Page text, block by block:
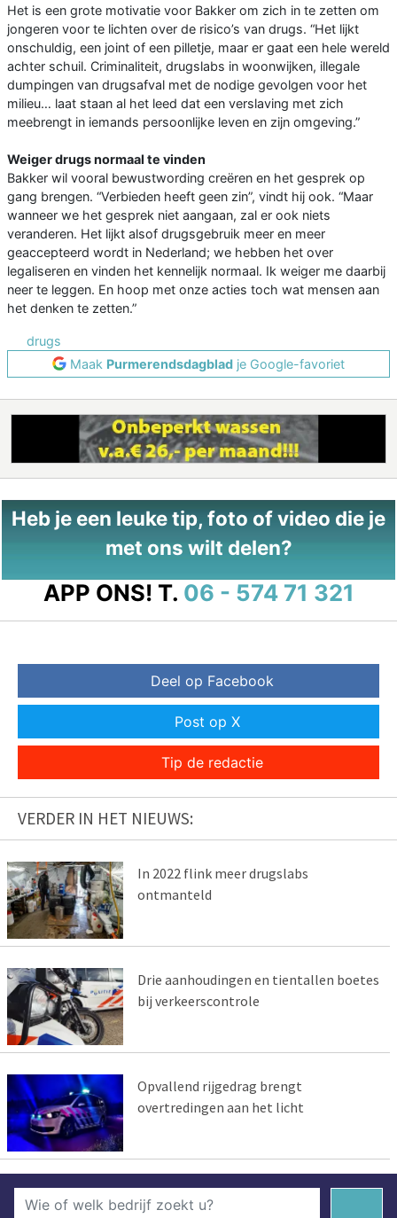
Het is een grote motivatie voor Bakker om zich in te zetten om
jongeren voor te lichten over de risico’s van drugs. “Het lijkt
onschuldig, een joint of een pilletje, maar er gaat een hele wereld
achter schuil. Criminaliteit, drugslabs in woonwijken, illegale
dumpingen van drugsafval met de nodige gevolgen voor het
milieu… laat staan al het leed dat een verslaving met zich
meebrengt in iemands persoonlijke leven en zijn omgeving.”
Weiger drugs normaal te vinden
Bakker wil vooral bewustwording creëren en het gesprek op
gang brengen. “Verbieden heeft geen zin”, vindt hij ook. “Maar
wanneer we het gesprek niet aangaan, zal er ook niets
veranderen. Het lijkt alsof drugsgebruik meer en meer
geaccepteerd wordt in Nederland; we hebben het over
legaliseren en vinden het kennelijk normaal. Ik weiger me daarbij
neer te leggen. En hoop met onze acties toch wat mensen aan
het denken te zetten.”
drugs
Maak Purmerendsdagblad je Google-favoriet
Heb je een leuke tip, foto of video die je
met ons wilt delen?
APP ONS! T. 06 - 574 71 321
Deel op Facebook
Post op X
Tip de redactie
VERDER IN HET NIEUWS:
In 2022 flink meer drugslabs
ontmanteld
Drie aanhoudingen en tientallen boetes
bij verkeerscontrole
Opvallend rijgedrag brengt
overtredingen aan het licht